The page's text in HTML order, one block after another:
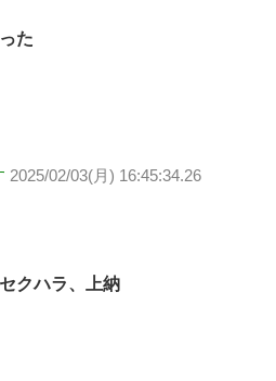
た
2025/02/03(月) 16:45:34.26
クハラ、上納